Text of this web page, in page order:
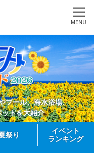
MENU
プール、海水浴場、
トを大紹介
祭り
イベント
ランキング